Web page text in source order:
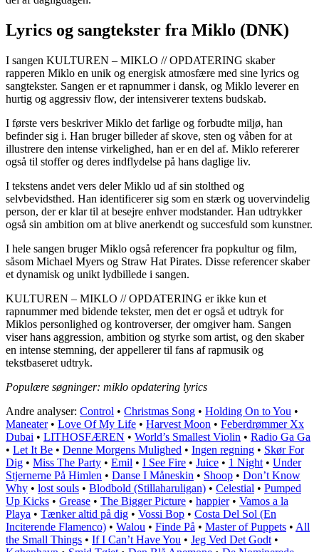
Lyrics og sangtekster fra Miklo (DNK)
I sangen KULTUREN – MIKLO // OPDATERING skaber
rapperen Miklo en unik og energisk atmosfære med sine lyrics og
sangtekster. Sangen er et rapnummer i dansk, og Miklo leverer en
hurtig og aggressiv flow, der intensiverer textens budskab.
I første vers beskriver Miklo det farlige og forbudte miljø, han
befinder sig i. Han bruger billeder af skove, sten og våben for at
illustrere den intense virkelighed, han er en del af. Miklo refererer
også til stoffer og deres indflydelse på hans daglige liv.
I tekstens andet vers deler Miklo ud af sin stolthed og
selvbevidsthed. Han identificerer sig som en stærk og uovervindelig
person, der er klar til at besejre enhver modstander. Han udtrykker
også sin ambition om at blive anerkendt og succesfuld som kunstner.
I hele sangen bruger Miklo også referencer fra popkultur og film,
såsom Michael Myers og Straw Hat Pirates. Disse referencer skaber
et dynamisk og unikt lydbillede i sangen.
KULTUREN – MIKLO // OPDATERING er ikke kun et
rapnummer med bidende tekster, men det er også et udtryk for
Miklos personlighed og kontroverser, der omgiver ham. Sangen
viser hans aggression, ambition og styrke som artist, og den skaber
en intense stemning, der appellerer til fans af rapmusik og
tekstbaseret udtryk.
Populære søgninger: miklo opdatering lyrics
Andre analyser: Control • Christmas Song • Holding On to You •
Maneater• Love Of My Life • Harvest Moon • Feberdrømmer Xx
Dubai • LITHOSFÆREN • World’s Smallest Violin • Radio Ga Ga
• Let It Be • Denne Morgens Mulighed • Ingen regning • Skør For
Dig • Miss The Party • Emil • I See Fire • Juice • 1 Night • Under
Stjernerne På Himlen • Danse I Måneskin • Shoop • Don’t Know
Why • ​lost souls • Blodbold (Stillaharuligan) • Celestial • Pumped
Up Kicks • Grease • The Bigger Picture • ​happier• Vamos a la
Playa • Tænker altid på dig • Vossi Bop • Costa Del Sol (En
Inciterende Flamenco) • Walou • Finde På • Master of Puppets • All
the Small Things • If I Can’t Have You • Jeg Ved Det Godt •